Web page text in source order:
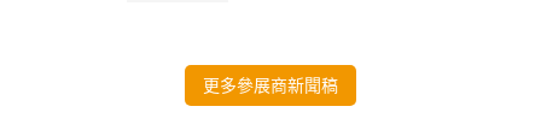
更多參展商新聞稿